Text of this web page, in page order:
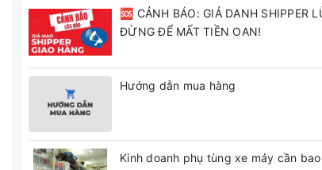
🆘 CẢNH BÁO: GIẢ DANH SHIPPER
ĐỪNG ĐỂ MẤT TIỀN OAN!
Hướng dẫn mua hàng
Kinh doanh phụ tùng xe máy cần